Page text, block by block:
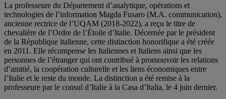
La professeure du Département d’analytique, opérations et
technologies de l’information Magda Fusaro (M.A. communication),
ancienne rectrice de l’UQAM (2018-2022), a reçu le titre de
chevalière de l’Ordre de l’Étoile d’Italie. Décernée par le président
de la République italienne, cette distinction honorifique a été créée
en 2011. Elle récompense les Italiennes et Italiens ainsi que les
personnes de l’étranger qui ont contribué à promouvoir les relations
d’amitié, la coopération culturelle et les liens économiques entre
l’Italie et le reste du monde. La distinction a été remise à la
professeure par le consul d’Italie à la Casa d’Italia, le 4 juin dernier.